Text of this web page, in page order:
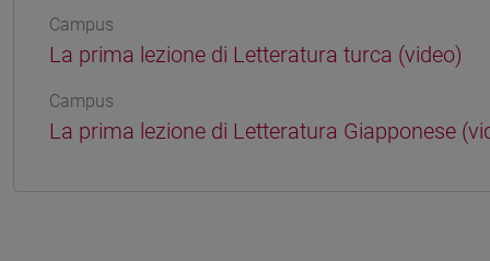
Campus
La prima lezione di Letteratura turca (video)
Campus
La prima lezione di Letteratura Giapponese